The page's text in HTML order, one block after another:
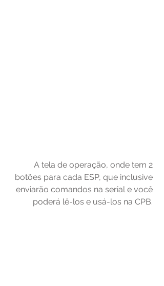
A tela de operação, onde tem 2
botões para cada ESP, que inclusive
enviarão comandos na serial e você
poderá lê-los e usá-los na CPB.